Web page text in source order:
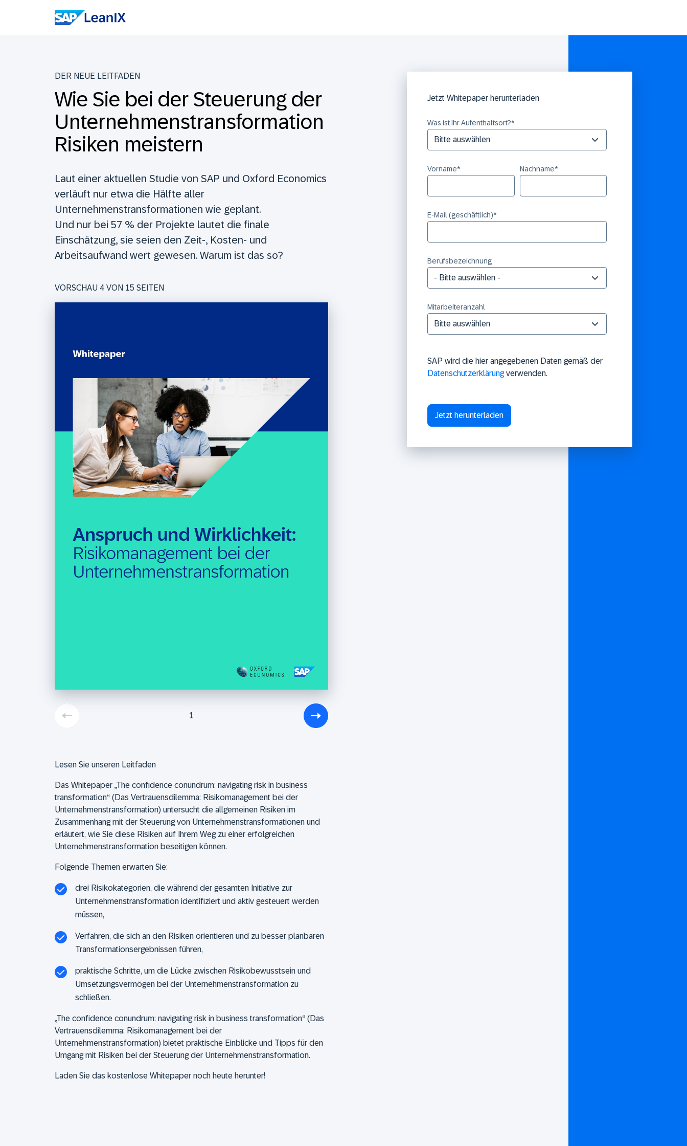
DER NEUE LEITFADEN
Wie Sie bei der Steuerung der
Unternehmenstransformation
Risiken meistern
Laut einer aktuellen Studie von SAP und Oxford Economics
verläuft nur etwa die Hälfte aller
Unternehmenstransformationen wie geplant.
Und nur bei 57 % der Projekte lautet die finale
Einschätzung, sie seien den Zeit-, Kosten- und
Arbeitsaufwand wert gewesen. Warum ist das so?
VORSCHAU 4 VON 15 SEITEN
1
Lesen Sie unseren Leitfaden
Das Whitepaper „The confidence conundrum: navigating risk in business
transformation“ (Das Vertrauensdilemma: Risikomanagement bei der
Unternehmenstransformation) untersucht die allgemeinen Risiken im
Zusammenhang mit der Steuerung von Unternehmenstransformationen und
erläutert, wie Sie diese Risiken auf Ihrem Weg zu einer erfolgreichen
Unternehmenstransformation beseitigen können.
Folgende Themen erwarten Sie:
drei Risikokategorien, die während der gesamten Initiative zur
Unternehmenstransformation identifiziert und aktiv gesteuert werden
müssen,
Verfahren, die sich an den Risiken orientieren und zu besser planbaren
Transformationsergebnissen führen,
praktische Schritte, um die Lücke zwischen Risikobewusstsein und
Umsetzungsvermögen bei der Unternehmenstransformation zu
schließen.
„The confidence conundrum: navigating risk in business transformation“ (Das
Vertrauensdilemma: Risikomanagement bei der
Unternehmenstransformation) bietet praktische Einblicke und Tipps für den
Umgang mit Risiken bei der Steuerung der Unternehmenstransformation.
Laden Sie das kostenlose Whitepaper noch heute herunter!
Jetzt Whitepaper herunterladen
Was ist Ihr Aufenthaltsort?*
Vorname* Nachname*
E-Mail (geschäftlich)*
Berufsbezeichnung
Mitarbeiteranzahl
SAP wird die hier angegebenen Daten gemäß der
Datenschutzerklärungverwenden.